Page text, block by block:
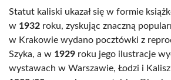
Statut kaliski ukazał się w formie
w 1932 roku, zyskując znaczną
w Krakowie wydano pocztówki z
Szyka, a w 1929 roku jego ilustracje
wystawach w Warszawie, Łodzi i